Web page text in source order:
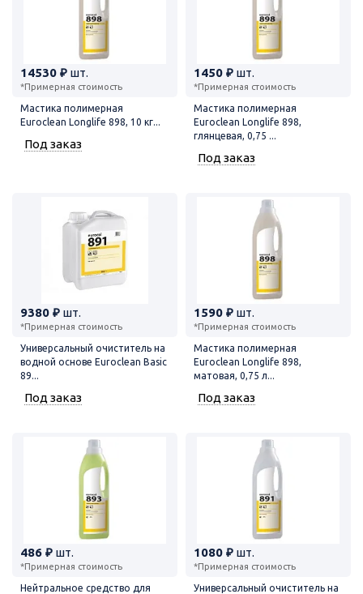
14530 ₽ шт.
*Примерная стоимость
Мастика полимерная
Euroclean Longlife 898, 10 кг...
Под заказ
1450 ₽ шт.
*Примерная стоимость
Мастика полимерная
Euroclean Longlife 898,
глянцевая, 0,75 ...
Под заказ
9380 ₽ шт.
*Примерная стоимость
Универсальный очиститель на
водной основе Euroclean Basic
89...
Под заказ
1590 ₽ шт.
*Примерная стоимость
Мастика полимерная
Euroclean Longlife 898,
матовая, 0,75 л...
Под заказ
486 ₽ шт.
*Примерная стоимость
Нейтральное средство для
1080 ₽ шт.
*Примерная стоимость
Универсальный очиститель на